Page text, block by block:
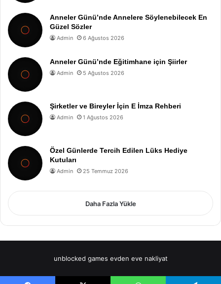
Anneler Günü’nde Annelere Söylenebilecek En
Güzel Sözler
Admin 6 Ağustos 2026
Anneler Günü’nde Eğitimhane için Şiirler
Admin 5 Ağustos 2026
Şirketler ve Bireyler İçin E İmza Rehberi
Admin 1 Ağustos 2026
Özel Günlerde Tercih Edilen Lüks Hediye
Kutuları
Admin 25 Temmuz 2026
Daha Fazla Yükle
unblocked games evden eve nakliyat